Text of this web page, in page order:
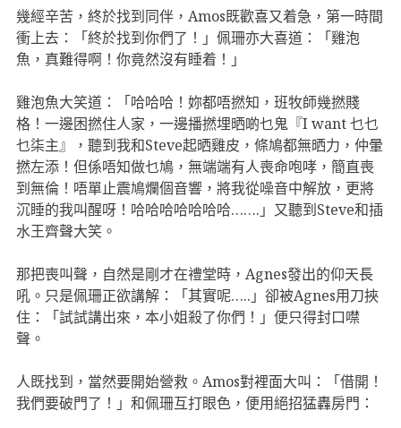
幾經辛苦，終於找到同伴，Amos既歡喜又着急，第一時間
衝上去：「終於找到你們了！」佩珊亦大喜道：「雞泡
魚，真難得啊！你竟然沒有睡着！」
雞泡魚大笑道：「哈哈哈！妳都唔撚知，班牧師幾撚賤
格！一邊困撚住人家，一邊播撚埋晒啲乜鬼『I want 乜乜
乜柒主』，聽到我和Steve起晒雞皮，條鳩都無晒力，仲暈
撚左添！但係唔知做乜鳩，無端端有人喪命咆哮，簡直喪
到無倫！唔單止震鳩爛個音響，將我從噪音中解放，更將
沉睡的我叫醒呀！哈哈哈哈哈哈哈…….」又聽到Steve和插
水王齊聲大笑。
那把喪叫聲，自然是剛才在禮堂時，Agnes發出的仰天長
吼。只是佩珊正欲講解：「其實呢…..」卻被Agnes用刀挾
住：「試試講出來，本小姐殺了你們！」便只得封口噤
聲。
人既找到，當然要開始營救。Amos對裡面大叫：「借開！
我們要破門了！」和佩珊互打眼色，便用絕招猛轟房門：